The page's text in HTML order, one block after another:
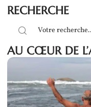
RECHERCHE
AU CŒUR DE